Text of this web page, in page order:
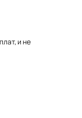
и не